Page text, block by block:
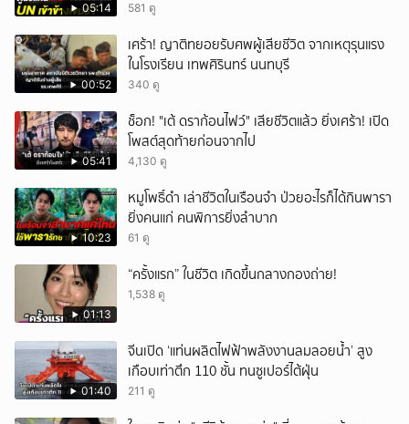
05:14 581 ดู
00:52
เศร้า! ญาติทยอยรับศพผู้เสียชีวิต จากเหตุรุนแรง
ในโรงเรียน เทพศิรินทร์ นนทบุรี
340 ดู
05:41
ช็อก! "เต้ ดราก้อนไฟว์" เสียชีวิตแล้ว ยิ่งเศร้า! เปิด
โพสต์สุดท้ายก่อนจากไป
4,130 ดู
10:23
หมูโพธิ์ดำ เล่าชีวิตในเรือนจำ ป่วยอะไรก็ได้กินพารา
ยิ่งคนแก่ คนพิการยิ่งลำบาก
61 ดู
01:13
“ครั้งแรก” ในชีวิต เกิดขึ้นกลางกองถ่าย!
1,538 ดู
01:40
จีนเปิด ‘แท่นผลิตไฟฟ้าพลังงานลมลอยน้ำ’ สูง
เกือบเท่าตึก 110 ชั้น ทนซูเปอร์ไต้ฝุ่น
211 ดู